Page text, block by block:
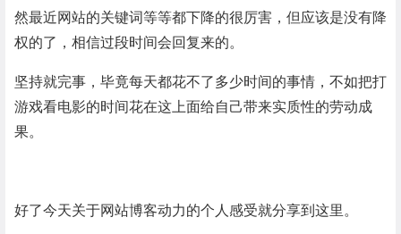
然最近网站的关键词等等都下降的很厉害，但应该是没有降
权的了，相信过段时间会回复来的。
坚持就完事，毕竟每天都花不了多少时间的事情，不如把打
游戏看电影的时间花在这上面给自己带来实质性的劳动成
果。
好了今天关于网站博客动力的个人感受就分享到这里。